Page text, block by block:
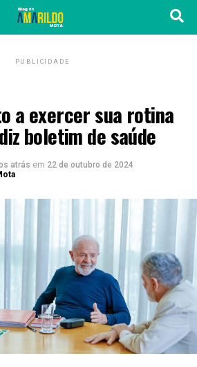
PUBLICIDADE
a exercer sua rotina
boletim de saúde
atrás em 22 de outubro de 2024